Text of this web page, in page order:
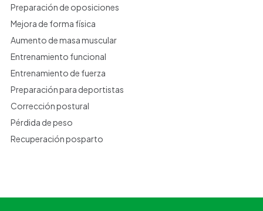
Preparación de oposiciones
Mejora de forma física
Aumento de masa muscular
Entrenamiento funcional
Entrenamiento de fuerza
Preparación para deportistas
Corrección postural
Pérdida de peso
Recuperación posparto